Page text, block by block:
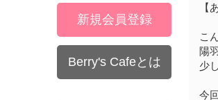
【
こ
陽
少
今
新規会員登録
Berry's Cafeとは